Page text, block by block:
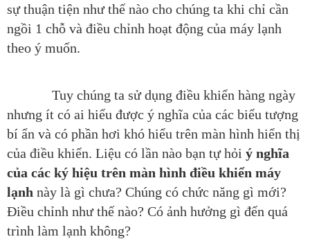
sự thuận tiện như thế nào cho chúng ta khi chỉ cần
ngồi 1 chỗ và điều chỉnh hoạt động của máy lạnh
theo ý muốn.
Tuy chúng ta sử dụng điều khiển hàng ngày
nhưng ít có ai hiểu được ý nghĩa của các biểu tượng
bí ẩn và có phần hơi khó hiểu trên màn hình hiển thị
của điều khiển. Liệu có lần nào bạn tự hỏi ý nghĩa
của các ký hiệu trên màn hình điều khiển máy
lạnh này là gì chưa? Chúng có chức năng gì mới?
Điều chỉnh như thế nào? Có ảnh hưởng gì đến quá
trình làm lạnh không?